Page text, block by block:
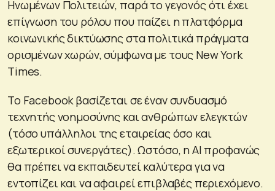
Ηνωμένων Πολιτειών, παρά το γεγονός ότι έχει
επίγνωση του ρόλου που παίζει η πλατφόρμα
κοινωνικής δικτύωσης στα πολιτικά πράγματα
ορισμένων χωρών, σύμφωνα με τους New York
Times.
Το Facebook βασίζεται σε έναν συνδυασμό
τεχνητής νοημοσύνης και ανθρώπων ελεγκτών
(τόσο υπάλληλοι της εταιρείας όσο και
εξωτερικοί συνεργάτες). Ωστόσο, η AI προφανώς
θα πρέπει να εκπαιδευτεί καλύτερα για να
εντοπίζει και να αφαιρεί επιβλαβές περιεχόμενο.